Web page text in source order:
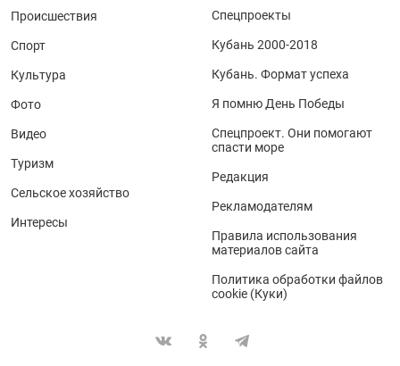
Происшествия
Спорт
Культура
Фото
Видео
Туризм
Сельское хозяйство
Интересы
Спецпроекты
Кубань 2000-2018
Кубань. Формат успеха
Я помню День Победы
Спецпроект. Они помогают
спасти море
Редакция
Рекламодателям
Правила использования
материалов сайта
Политика обработки файлов
cookie (Куки)